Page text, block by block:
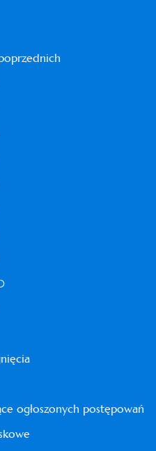
ogłoszonych postępowań